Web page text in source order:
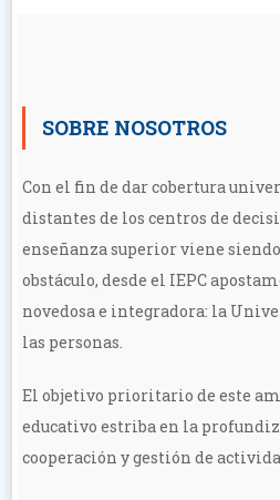
SOBRE NOSOTROS
Con el fin de dar cobertura
distantes de los centros de
enseñanza superior viene
obstáculo, desde el IEPC
novedosa e integradora: la
las personas.
El objetivo prioritario de este
educativo estriba en la
cooperación y gestión de